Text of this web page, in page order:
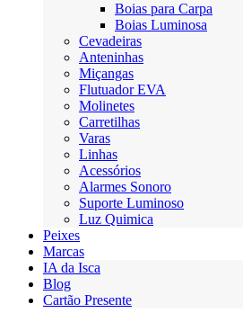
Boias para Carpa
Boias Luminosa
Cevadeiras
Anteninhas
Miçangas
Flutuador EVA
Molinetes
Carretilhas
Varas
Linhas
Acessórios
Alarmes Sonoro
Suporte Luminoso
Luz Quimica
Peixes
Marcas
IA da Isca
Blog
Cartão Presente